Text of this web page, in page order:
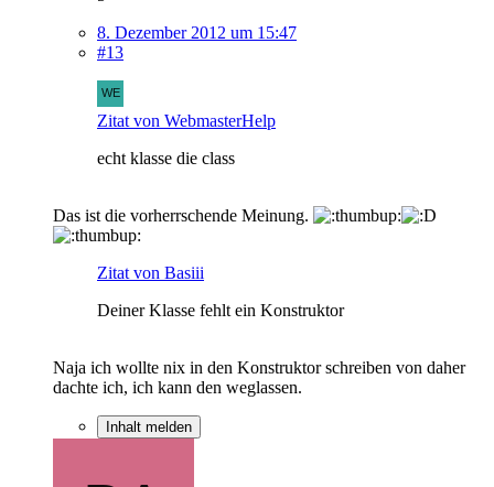
8. Dezember 2012 um 15:47
#13
Zitat von WebmasterHelp
echt klasse die class
Das ist die vorherrschende Meinung.
Zitat von Basiii
Deiner Klasse fehlt ein Konstruktor
Naja ich wollte nix in den Konstruktor schreiben von daher
dachte ich, ich kann den weglassen.
Inhalt melden